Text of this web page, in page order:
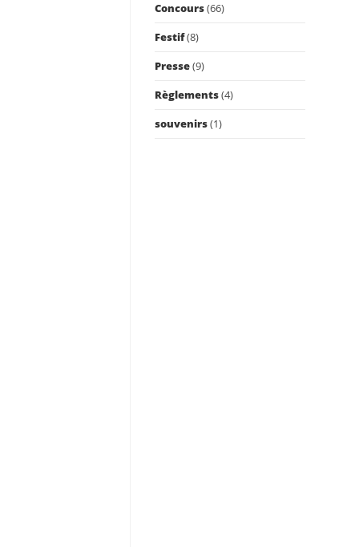
Concours(66)
Festif(8)
Presse(9)
Règlements(4)
souvenirs(1)